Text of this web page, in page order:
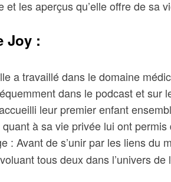
les aperçus qu’elle offre de sa
Joy :
a travaillé dans le domaine
dans le podcast et sur
leur premier enfant
à sa vie privée lui ont
: Avant de s’unir par les liens du
tous deux dans l’univers de